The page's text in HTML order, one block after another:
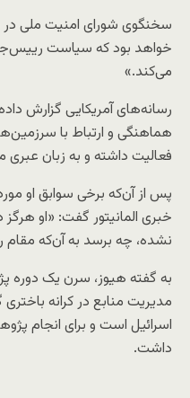
سخنگوی شورای امنیت ملی
خواهد بود که سیاست
می‌کند.»
رسانه‌های آمریکایی گزارش
هماهنگی و ارتباط با
فعالیت داشته و به زبان
پس از آن‌که برخی سوابق او مورد
خبری المانیتور گفت: «او
نشده، چه برسد به آن‌که مقام
به گفته هیوز، سرن یک دوره
مدیریت منابع در کرانه باختری
اسرائیل است و برای انجام
داشت.